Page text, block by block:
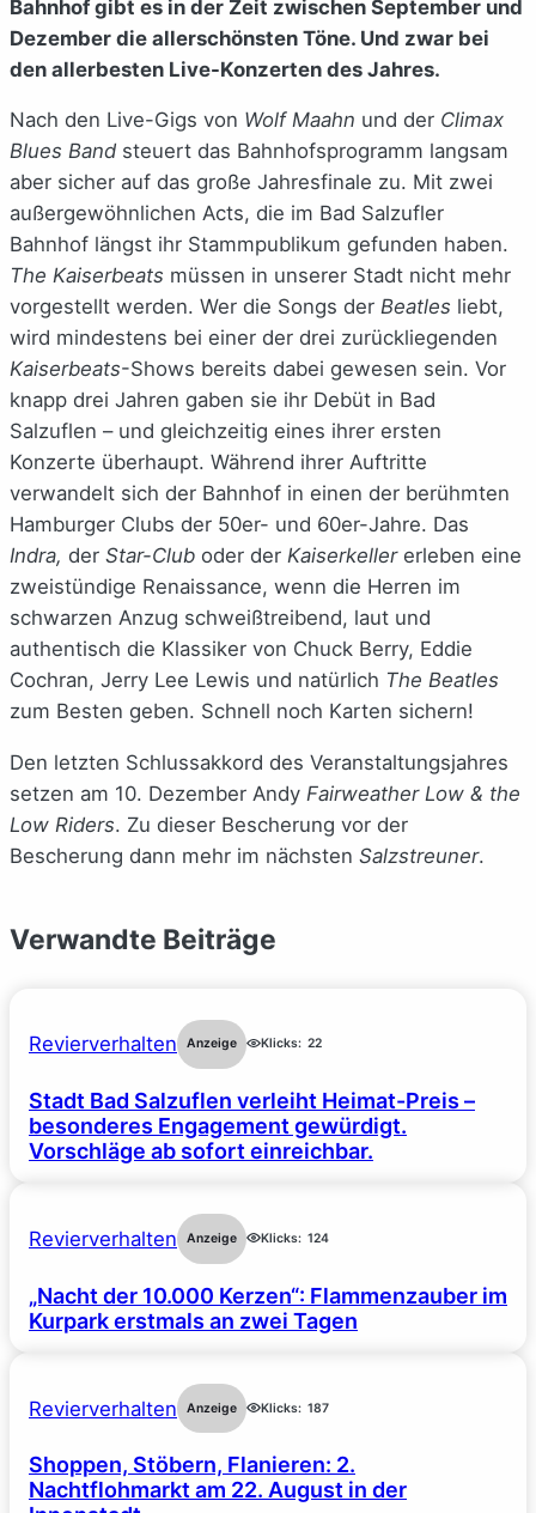
Bahnhof gibt es in der Zeit zwischen September und
Dezember die allerschönsten Töne. Und zwar bei
den allerbesten Live-Konzerten des Jahres.
Nach den Live-Gigs von Wolf Maahn und der Climax
Blues Band steuert das Bahnhofsprogramm langsam
aber sicher auf das große Jahresfinale zu. Mit zwei
außergewöhnlichen Acts, die im Bad Salzufler
Bahnhof längst ihr Stammpublikum gefunden haben.
The Kaiserbeats müssen in unserer Stadt nicht mehr
vorgestellt werden. Wer die Songs der Beatles liebt,
wird mindestens bei einer der drei zurückliegenden
Kaiserbeats-Shows bereits dabei gewesen sein. Vor
knapp drei Jahren gaben sie ihr Debüt in Bad
Salzuflen – und gleichzeitig eines ihrer ersten
Konzerte überhaupt. Während ihrer Auftritte
verwandelt sich der Bahnhof in einen der berühmten
Hamburger Clubs der 50er- und 60er-Jahre. Das
Indra, der Star-Club oder der Kaiserkellererleben eine
zweistündige Renaissance, wenn die Herren im
schwarzen Anzug schweißtreibend, laut und
authentisch die Klassiker von Chuck Berry, Eddie
Cochran, Jerry Lee Lewis und natürlich The Beatles
zum Besten geben. Schnell noch Karten sichern!
Den letzten Schlussakkord des Veranstaltungsjahres
setzen am 10. Dezember Andy Fairweather Low & the
Low Riders. Zu dieser Bescherung vor der
Bescherung dann mehr im nächsten Salzstreuner.
Verwandte Beiträge
Revierverhalten Anzeige Klicks: 22
Stadt Bad Salzuflen verleiht Heimat-Preis –
besonderes Engagement gewürdigt.
Vorschläge ab sofort einreichbar.
Revierverhalten Anzeige Klicks: 124
„Nacht der 10.000 Kerzen“: Flammenzauber im
Kurpark erstmals an zwei Tagen
Revierverhalten Anzeige Klicks: 187
Shoppen, Stöbern, Flanieren: 2.
Nachtflohmarkt am 22. August in der